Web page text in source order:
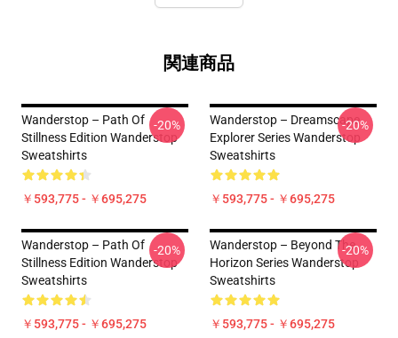
関連商品
Wanderstop – Path Of
Stillness Edition Wanderstop
Sweatshirts
￥593,775 - ￥695,275
-20%
Wanderstop – Dreamscape
Explorer Series Wanderstop
Sweatshirts
￥593,775 - ￥695,275
-20%
Wanderstop – Path Of
Stillness Edition Wanderstop
Sweatshirts
￥593,775 - ￥695,275
-20%
Wanderstop – Beyond The
Horizon Series Wanderstop
Sweatshirts
￥593,775 - ￥695,275
-20%